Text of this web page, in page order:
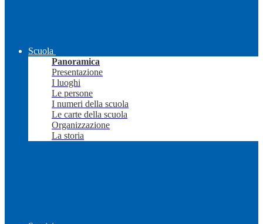
Scuola
Panoramica
Presentazione
I luoghi
Le persone
I numeri della scuola
Le carte della scuola
Organizzazione
La storia